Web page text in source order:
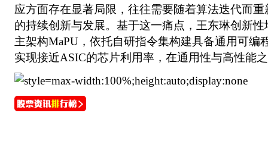
应方面存在显著局限，往往需要随着算法迭代而
的持续创新与发展。基于这一痛点，王东琳创新
主架构MaPU，依托自研指令集构建具备通用可编
实现接近ASIC的芯片利用率，在通用性与高性能